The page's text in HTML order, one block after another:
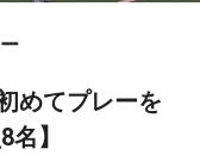
めてプレーを
】